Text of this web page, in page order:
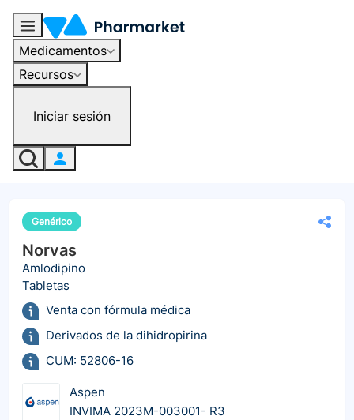
Medicamentos
Recursos
Iniciar sesión
Genérico
Norvas
Amlodipino
Tabletas
Venta con fórmula médica
Derivados de la dihidropirina
CUM: 52806-16
Aspen
INVIMA 2023M-003001- R3